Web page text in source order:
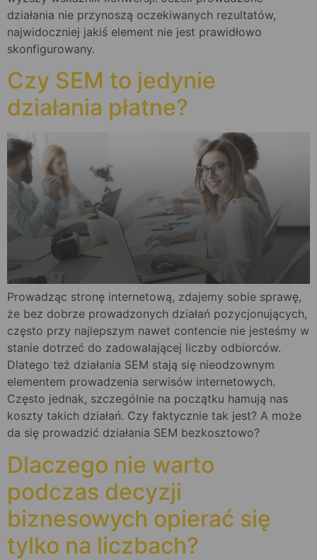
działania nie przynoszą oczekiwanych rezultatów,
najwidoczniej jakiś element nie jest prawidłowo
skonfigurowany.
Czy SEM to jedynie
działania płatne?
Prowadząc stronę internetową, zdajemy sobie sprawę,
że bez dobrze prowadzonych działań pozycjonujących,
często przy najlepszym nawet contencie nie jesteśmy w
stanie dotrzeć do zadowalającej liczby odbiorców.
Dlatego też działania SEM stają się nieodzownym
elementem prowadzenia serwisów internetowych.
Często jednak, szczególnie na początku hamują nas
koszty takich działań. Czy faktycznie tak jest? A może
da się prowadzić działania SEM bezkosztowo?
Dlaczego nie warto
podczas decyzji
biznesowych opierać się
tylko na liczbach?